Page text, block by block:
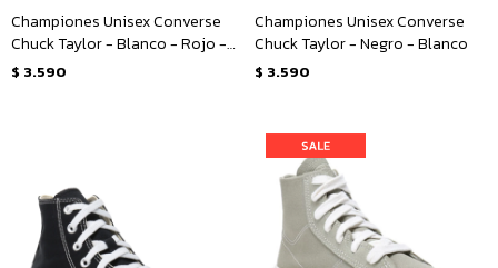
Championes Unisex Converse
Chuck Taylor - Blanco - Rojo -
Azul
$ 3.590
Championes Unisex Converse
Chuck Taylor - Negro - Blanco
$ 3.590